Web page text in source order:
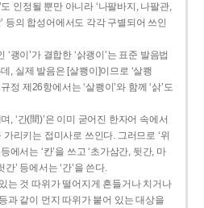
인정될 뿐만 아니라 ‘나팔바지, 나팔관,
등의 합성어에서도 각각 구별되어 쓰인
‘괭이’가 결합한 ‘삵괭이’는 표준 발음법
, 실제 발음은 [살쾡이]이므로 ‘살쾡
정 제26항에서는 ‘살쾡이’와 함께 ‘삵’도
, ‘간(間)’은 이미 굳어진 한자어 속에서
리키는 접미사로 쓰인다. 그러므로 ‘위
에서는 ‘칸’을 쓰고 ‘초가삼간, 뒷간, 마
’ 등에서는 ‘간’을 쓴다.
는 것 따위가 떨어지게 흔들거나 치거나
과 같이 먼지 따위가 붙어 있는 대상을